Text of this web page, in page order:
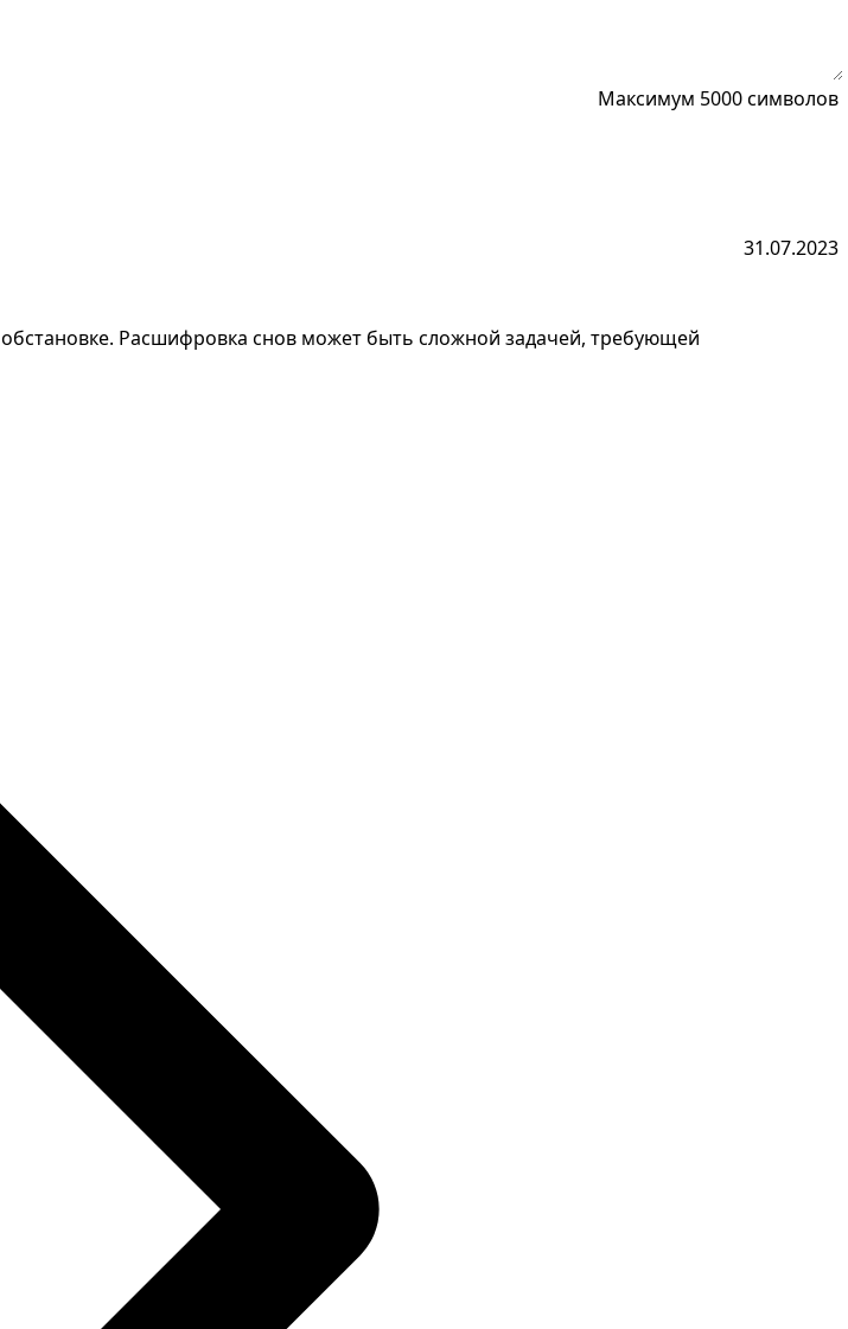
Максимум 5000 символов
31.07.2023
Расшифровка снов может быть сложной задачей, требующей